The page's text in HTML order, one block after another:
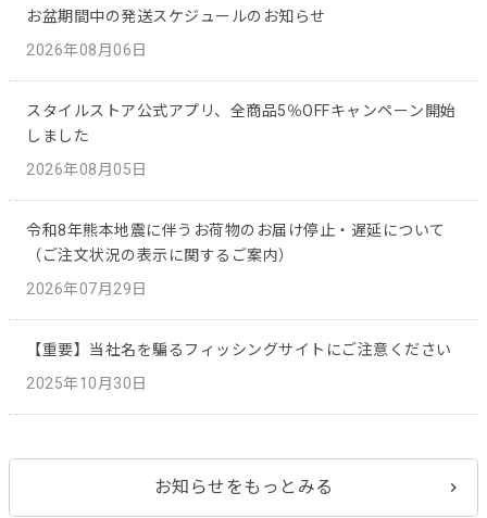
お盆期間中の発送スケジュールのお知らせ
2026年08月06日
スタイルストア公式アプリ、全商品5％OFFキャンペーン開始
しました
2026年08月05日
令和8年熊本地震に伴うお荷物のお届け停止・遅延について
（ご注文状況の表示に関するご案内）
2026年07月29日
【重要】当社名を騙るフィッシングサイトにご注意ください
2025年10月30日
お知らせをもっとみる